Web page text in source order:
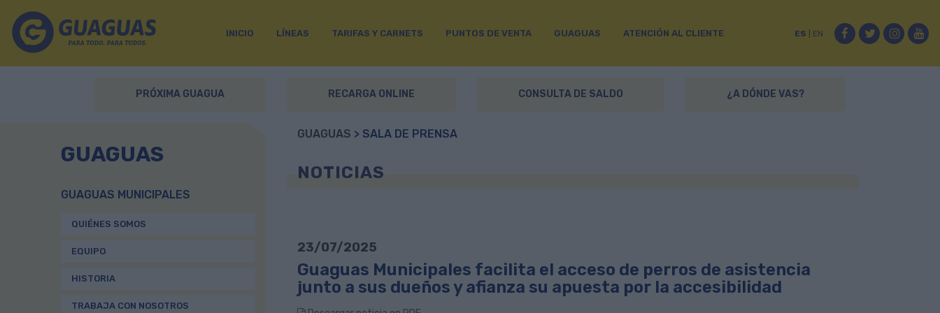
INICIO LÍNEAS TARIFAS Y CARNETS PUNTOS DE VENTA GUAGUAS ATENCIÓN AL CLIENTE Facebook
Twitter
ES EN
PRÓXIMA GUAGUA RECARGA ONLINE CONSULTA DE SALDO ¿A DÓNDE VAS?
GUAGUAS
GUAGUAS MUNICIPALES
QUIÉNES SOMOS
EQUIPO
HISTORIA
TRABAJA CON NOSOTROS
GUAGUAS > SALA DE PRENSA
NOTICIAS
23/07/2025
Guaguas Municipales facilita el acceso de perros de asistencia
junto a sus dueños y afianza su apuesta por la accesibilidad